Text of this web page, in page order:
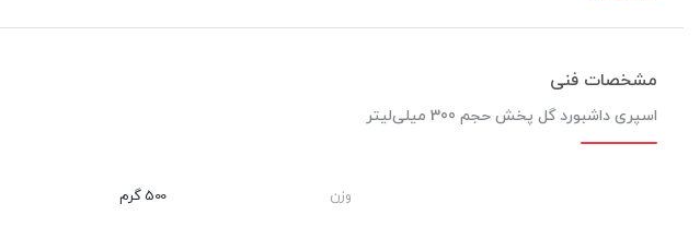
مشخصات فنی
اسپری داشبورد گل پخش حجم 300 میلی‌لیتر
وزن 500 گرم